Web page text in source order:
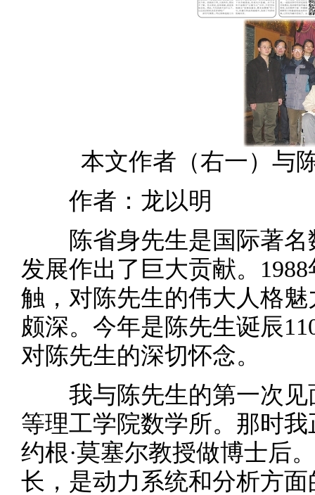
本文作者（右一）与陈
作者：龙以明
陈省身先生是国际著名
发展作出了巨大贡献。
触，对陈先生的伟大人格
颇深。今年是陈先生诞辰
对陈先生的深切怀念。
我与陈先生的第一次见
等理工学院数学所。那时
约根·莫塞尔教授做博士后
长，是动力系统和分析方